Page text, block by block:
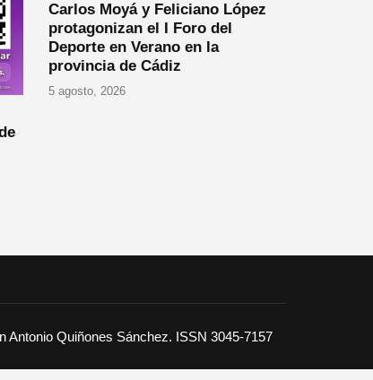
Carlos Moyá y Feliciano López
protagonizan el I Foro del
Deporte en Verano en la
provincia de Cádiz
5 agosto, 2026
Antonio Quiñones Sánchez. ISSN 3045-7157